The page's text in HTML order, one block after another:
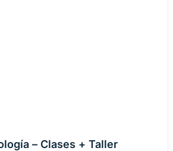
– Clases + Taller